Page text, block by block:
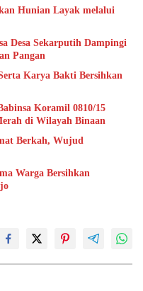
Hunian Layak melalui
Desa Sekarputih Dampingi
Pangan
Karya Bakti Bersihkan
Koramil 0810/15
di Wilayah Binaan
Berkah, Wujud
Warga Bersihkan